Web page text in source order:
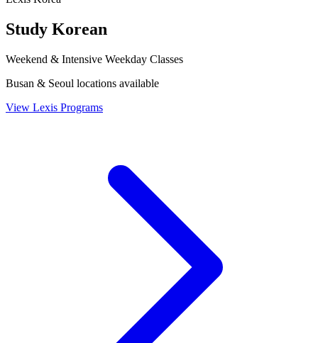
Study Korean
Weekend & Intensive Weekday Classes
Busan & Seoul locations available
View Lexis Programs